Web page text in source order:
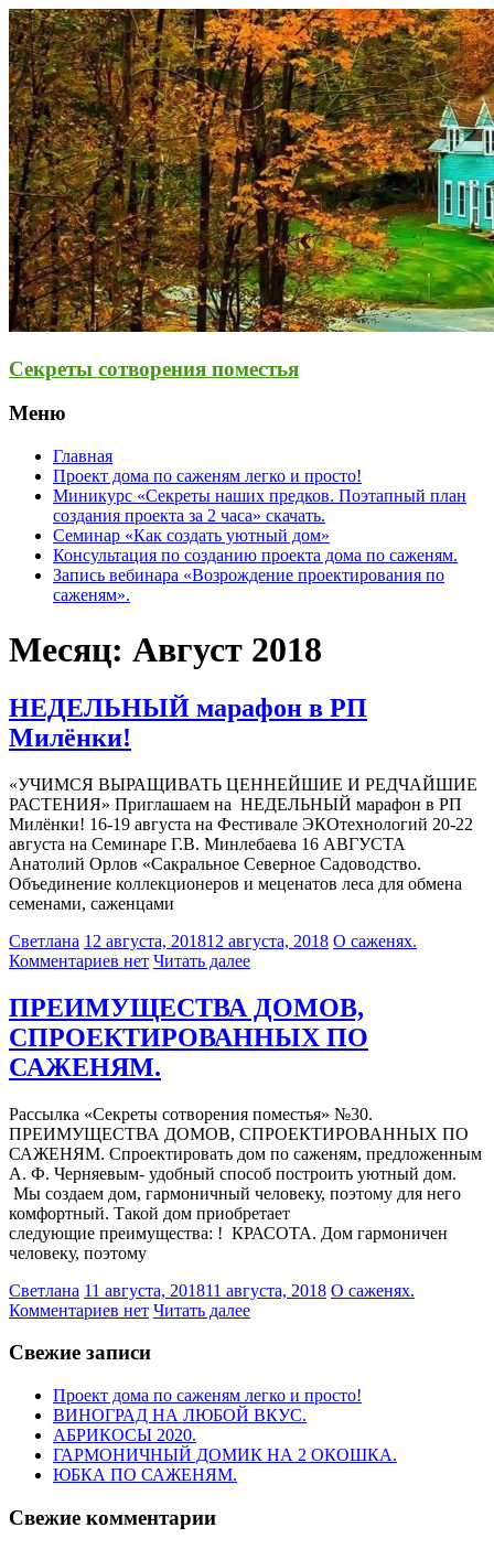
Секреты сотворения поместья
Меню
Главная
Проект дома по саженям легко и просто!
Миникурс «Секреты наших предков. Поэтапный план
создания проекта за 2 часа» скачать.
Семинар «Как создать уютный дом»
Консультация по созданию проекта дома по саженям.
Запись вебинара «Возрождение проектирования по
саженям».
Месяц: Август 2018
НЕДЕЛЬНЫЙ марафон в РП
Милёнки!
«УЧИМСЯ ВЫРАЩИВАТЬ ЦЕННЕЙШИЕ И РЕДЧАЙШИЕ
РАСТЕНИЯ» Приглашаем на НЕДЕЛЬНЫЙ марафон в РП
Милёнки! 16-19 августа на Фестивале ЭКОтехнологий 20-22
августа на Семинаре Г.В. Минлебаева 16 АВГУСТА
Анатолий Орлов «Сакральное Северное Садоводство.
Объединение коллекционеров и меценатов леса для обмена
семенами, саженцами
Светлана 12 августа, 201812 августа, 2018 О саженях.
Комментариев нет Читать далее
ПРЕИМУЩЕСТВА ДОМОВ,
СПРОЕКТИРОВАННЫХ ПО
САЖЕНЯМ.
Рассылка «Секреты сотворения поместья» №30.
ПРЕИМУЩЕСТВА ДОМОВ, СПРОЕКТИРОВАННЫХ ПО
САЖЕНЯМ. Спроектировать дом по саженям, предложенным
А. Ф. Черняевым- удобный способ построить уютный дом.
Мы создаем дом, гармоничный человеку, поэтому для него
комфортный. Такой дом приобретает
следующие преимущества: ! КРАСОТА. Дом гармоничен
человеку, поэтому
Светлана 11 августа, 201811 августа, 2018 О саженях.
Комментариев нет Читать далее
Свежие записи
Проект дома по саженям легко и просто!
ВИНОГРАД НА ЛЮБОЙ ВКУС.
АБРИКОСЫ 2020.
ГАРМОНИЧНЫЙ ДОМИК НА 2 ОКОШКА.
ЮБКА ПО САЖЕНЯМ.
Свежие комментарии